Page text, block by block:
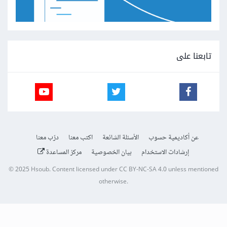
تابعنا على
عن أكاديمية حسوب الأسئلة الشائعة اكتب معنا
درّب معنا
إرشادات الاستخدام
بيان الخصوصية مركز المساعدة
© 2025 Hsoub.Content licensed underCC BY-NC-SA 4.0unless mentioned
otherwise.